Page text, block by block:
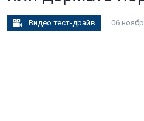
Видео тест-драйв 06